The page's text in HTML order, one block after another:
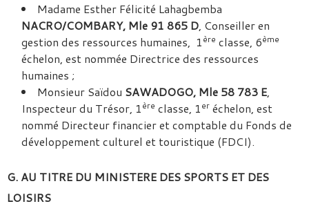
Madame Esther Félicité Lahagbemba
NACRO/COMBARY, Mle 91 865 D, Conseiller en
gestion des ressources humaines, 1ère classe, 6ème
échelon, est nommée Directrice des ressources
humaines ;
Monsieur Saïdou SAWADOGO, Mle 58 783 E,
Inspecteur du Trésor, 1ère classe, 1er échelon, est
nommé Directeur financier et comptable du Fonds de
développement culturel et touristique (FDCI).
G. AU TITRE DU MINISTERE DES SPORTS ET DES
LOISIRS